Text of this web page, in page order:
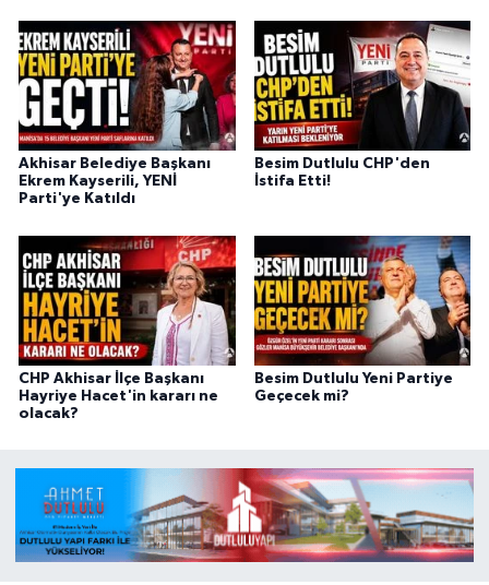
Akhisar Belediye Başkanı
Ekrem Kayserili, YENİ
Parti'ye Katıldı
Besim Dutlulu CHP'den
İstifa Etti!
CHP Akhisar İlçe Başkanı
Hayriye Hacet'in kararı ne
olacak?
Besim Dutlulu Yeni Partiye
Geçecek mi?